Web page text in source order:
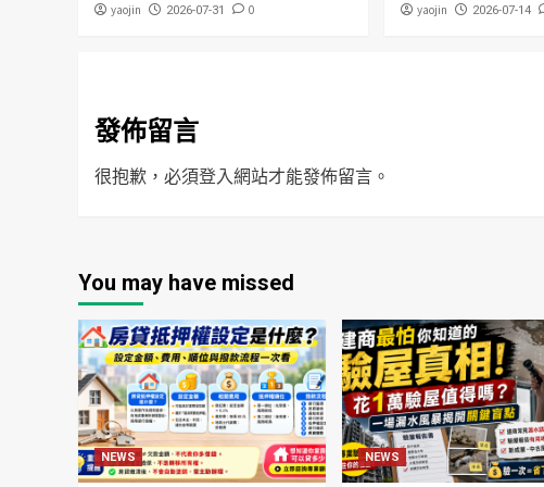
yaojin 2026-07-31 0 yaojin 2026-07-14
發佈留言
很抱歉，必須登入網站才能發佈留言。
You may have missed
NEWS NEWS